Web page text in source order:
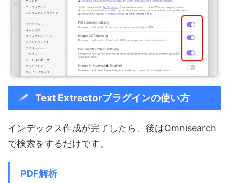
Text Extractorプラグインの使い方
インデックス作成が完了したら、後はOmnisearch
で検索をするだけです。
PDF解析